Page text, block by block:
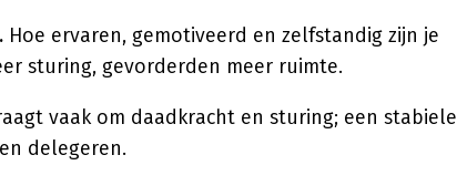
Hoe ervaren, gemotiveerd en zelfstandig zijn je
sturing, gevorderden meer ruimte.
vaak om daadkracht en sturing; een stabiele
delegeren.